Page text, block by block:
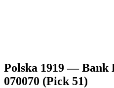
Polska 1919 — Bank
070070 (Pick 51)